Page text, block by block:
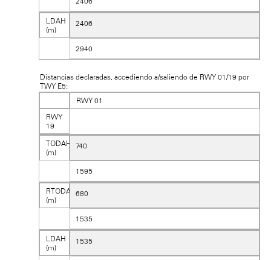
LDAH
(m)
2406
2940
Distancias declaradas, accediendo a/saliendo de RWY 01/19 por
TWY E5:
RWY 01
RWY
19
TODAH
(m)
740
1595
RTODAH
(m)
680
1535
LDAH
(m)
1535